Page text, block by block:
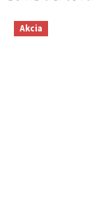
Akcia